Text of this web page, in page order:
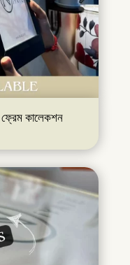
কালেকশন